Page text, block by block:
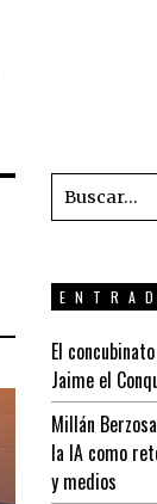
El
Jaime el
Millán
la IA como
y medios